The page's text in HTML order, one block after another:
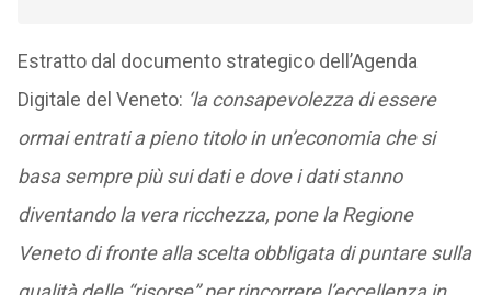
Estratto dal documento strategico dell’Agenda
Digitale del Veneto: ‘la consapevolezza di essere
ormai entrati a pieno titolo in un’economia che si
basa sempre più sui dati e dove i dati stanno
diventando la vera ricchezza, pone la Regione
Veneto di fronte alla scelta obbligata di puntare sulla